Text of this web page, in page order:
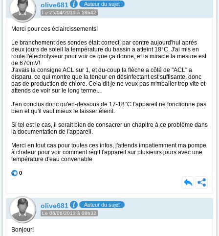
olive681 Auteur du sujet
Le 25/04/2013 à 18h42
Merci pour ces éclaircissements!
Le branchement des sondes était correct, par contre aujourd'hui après
deux jours de soleil la température du bassin a atteint 18°C. J'ai mis en
route l'électrolyseur pour voir ce que ça donne, et la miracle la mesure est
de 670mV!
J'avais la consigne ACL sur 1, et du-coup la flèche a côté de "ACL" a
disparu, ce qui montre que la teneur en désinfectant est suffisante, donc
pas de production de chlore. Cela dit je ne veux pas m'mballer trop vite et
attends de voir sur le long terme...
J'en conclus donc qu'en-dessous de 17-18°C l'appareil ne fonctionne pas
bien et qu'il vaut mieux le laisser éteint.
Si tel est le cas, il serait bien de consacrer un chapitre à ce problème dans
la documentation de l'appareil.
Merci en tout cas pour toutes ces infos, j'attends impatiemment ma pompe
à chaleur pour voir comment régit l'appareil sur plusieurs jours avec une
température d'eau convenable
0
olive681 Auteur du sujet
Le 06/06/2013 à 08h32
Bonjour!